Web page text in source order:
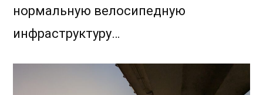
нормальную велосипедную
инфраструктуру…